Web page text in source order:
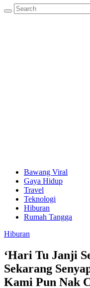
Bawang Viral
Gaya Hidup
Travel
Teknologi
Hiburan
Rumah Tangga
Hiburan
‘Hari Tu Janji
Sekarang
Kami Pun Nak